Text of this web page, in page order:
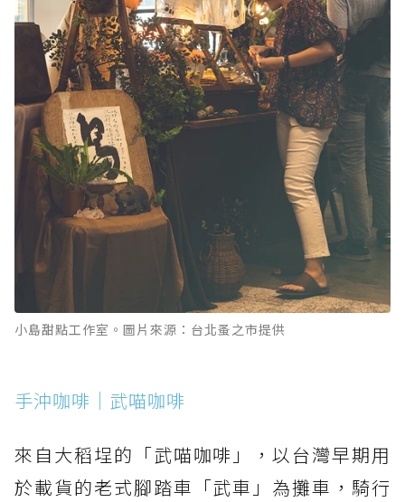
小島甜點工作室。圖片來源：台北蚤之市提供
手沖咖啡｜武喵咖啡
來自大稻埕的「武喵咖啡」，以台灣早期用
於載貨的老式腳踏車「武車」為攤車，騎行